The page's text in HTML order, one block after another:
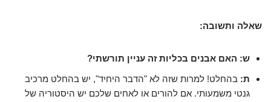
שאלה ותשובה:
ש: האם אבנים בכליות זה עניין תורשתי?
ת: בהחלט! למרות שזה לא "הדבר היחיד", יש בהחלט מרכיב
גנטי משמעותי. אם להורים או לאחים שלכם יש היסטוריה של